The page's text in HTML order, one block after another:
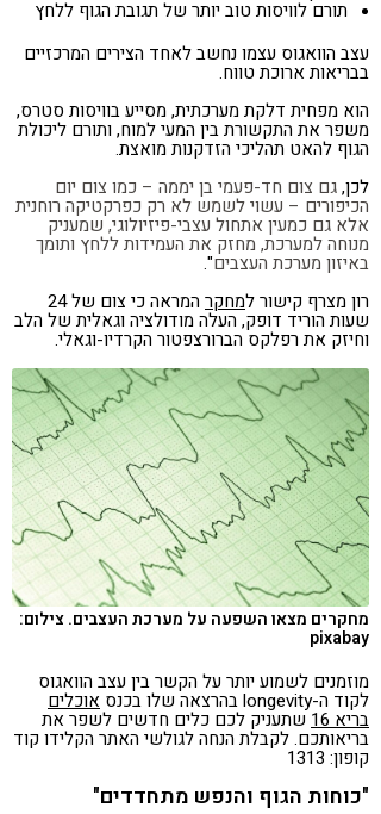
תורם לוויסות טוב יותר של תגובת הגוף ללחץ
עצב הוואגוס עצמו נחשב לאחד הצירים המרכזיים
בבריאות ארוכת טווח.
הוא מפחית דלקת מערכתית, מסייע בוויסות סטרס,
משפר את התקשורת בין המעי למוח, ותורם ליכולת
הגוף להאט תהליכי הזדקנות מואצת.
לכן,גם צום חד-פעמי בן יממה – כמו צום יום
הכיפורים – עשוי לשמש לא רק כפרקטיקה רוחנית
אלא גם כמעין אתחול עצבי-פיזיולוגי, שמעניק
מנוחה למערכת, מחזק את העמידות ללחץ ותומך
באיזון מערכת העצבים".
רון מצרף קישור למחקר המראה כי צום של 24
שעות הוריד דופק, העלה מודולציה וגאלית של הלב
וחיזק את רפלקס הברורצפטור הקרדיו-וגאלי.
מחקרים מצאו השפעה על מערכת העצבים. צילום:
pixabay
מוזמנים לשמוע יותר על הקשר בין עצב הוואגוס
לקוד ה-longevity בהרצאה שלו בכנס אוכלים
בריא 16 שתעניק לכם כלים חדשים לשפר את
בריאותכם. לקבלת הנחה לגולשי האתר הקלידו קוד
קופון: 1313
"כוחות הגוף והנפש מתחדדים"